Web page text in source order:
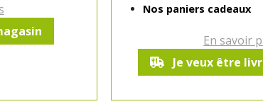
Nos paniers cadeaux
En savoir
Je veux être
highlighter ou 1 correcteur ou 2 fards à
aimanté. Vous pourrez ensuite remplacer
même produits… ou d'autres !